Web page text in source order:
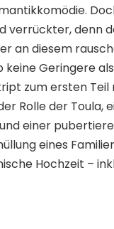
Doch
verrückter, denn
an diesem
Geringere
zum ersten
Rolle der Toula,
einer
eines
Hochzeit –